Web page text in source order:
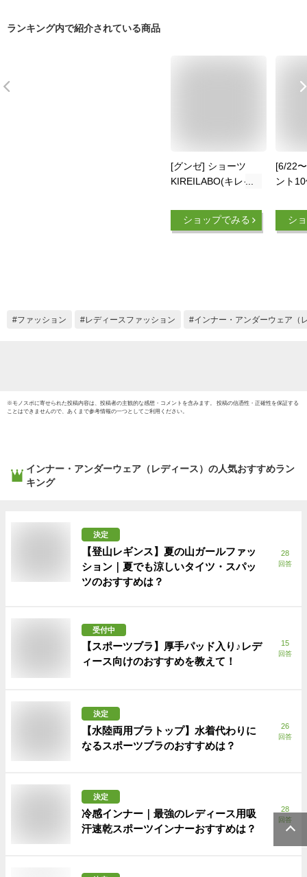
ランキング内で紹介されている商品
[グンゼ] ショーツ
KIREILABO(キレイ
ナー ひびきにくい
痕がつきにくい
ショップでみる
[6/22
ント
年間
サー
るシ
シ
ファッション レディースファッション インナー・アンダーウェア（
※モノスポに寄せられた投稿内容は、投稿者の主観的な感想・コメントを含みます。 投稿の信憑性・正確性を保証する
ことはできませんので、あくまで参考情報の一つとしてご利用ください。
インナー・アンダーウェア（レディース） の人気おすすめラン
キング
決定
【登山レギンス】夏の山ガールファッ
ション｜夏でも涼しいタイツ・スパッ
ツのおすすめは？
28
回答
受付中
【スポーツブラ】厚手パッド入り♪レデ
ィース向けのおすすめを教えて！
15
回答
決定
【水陸両用ブラトップ】水着代わりに
なるスポーツブラのおすすめは？
26
回答
決定
冷感インナー｜最強のレディース用吸
汗速乾スポーツインナーおすすめは？
28
回答